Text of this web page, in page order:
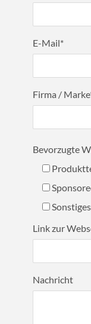
E-Mail*
Firma /
Bevorzugte
Sonstiges
Link zur
Nachricht